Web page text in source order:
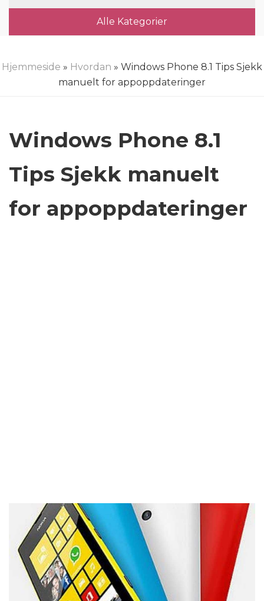
Alle Kategorier
Hjemmeside » Hvordan » Windows Phone 8.1 Tips Sjekk
manuelt for appoppdateringer
Windows Phone 8.1
Tips Sjekk manuelt
for appoppdateringer